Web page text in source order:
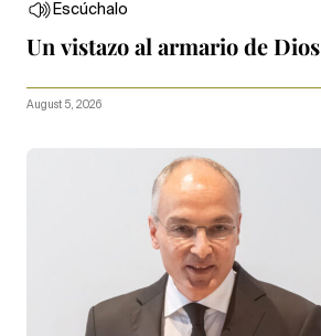
Escúchalo
Un vistazo al armario de Dios
August 5, 2026